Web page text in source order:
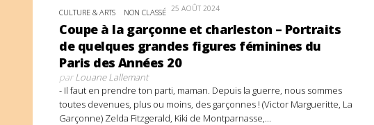
CULTURE & ARTS NON CLASSÉ 25 AOÛT 2024
Coupe à la garçonne et charleston – Portraits
de quelques grandes figures féminines du
Paris des Années 20
parLouane Lallemant
- Il faut en prendre ton parti, maman. Depuis la guerre, nous sommes
toutes devenues, plus ou moins, des garçonnes ! (Victor Margueritte, La
Garçonne) Zelda Fitzgerald, Kiki de Montparnasse,...